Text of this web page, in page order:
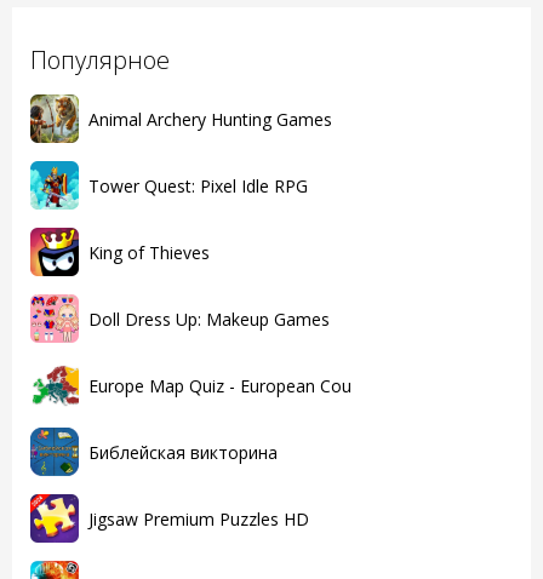
Популярное
Animal Archery Hunting Games
Tower Quest: Pixel Idle RPG
King of Thieves
Doll Dress Up: Makeup Games
Europe Map Quiz - European Cou
Библейская викторина
Jigsaw Premium Puzzles HD